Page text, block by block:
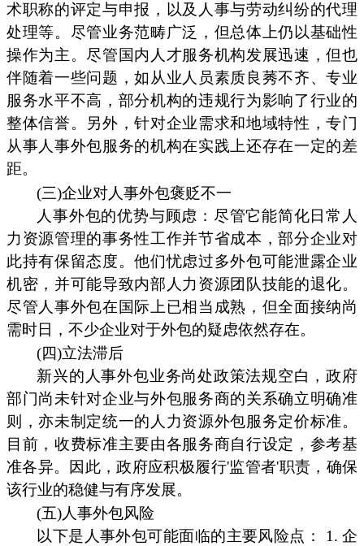
术职称的评定与申报，以及人事与劳动纠纷的代理
处理等。尽管业务范畴广泛，但总体上仍以基础性
操作为主。尽管国内人才服务机构发展迅速，但也
伴随着一些问题，如从业人员素质良莠不齐、专业
服务水平不高，部分机构的违规行为影响了行业的
整体信誉。另外，针对企业需求和地域特性，专门
从事人事外包服务的机构在实践上还存在一定的差
距。
(三)企业对人事外包褒贬不一
人事外包的优势与顾虑：尽管它能简化日常人
力资源管理的事务性工作并节省成本，部分企业对
此持有保留态度。他们忧虑过多外包可能泄露企业
机密，并可能导致内部人力资源团队技能的退化。
尽管人事外包在国际上已相当成熟，但全面接纳尚
需时日，不少企业对于外包的疑虑依然存在。
(四)立法滞后
新兴的人事外包业务尚处政策法规空白，政府
部门尚未针对企业与外包服务商的关系确立明确准
则，亦未制定统一的人力资源外包服务定价标准。
目前，收费标准主要由各服务商自行设定，参考基
准各异。因此，政府应积极履行'监管者'职责，确保
该行业的稳健与有序发展。
(五)人事外包风险
以下是人事外包可能面临的主要风险点： 1. 企